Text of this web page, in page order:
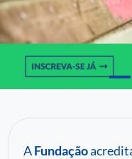
AFundação